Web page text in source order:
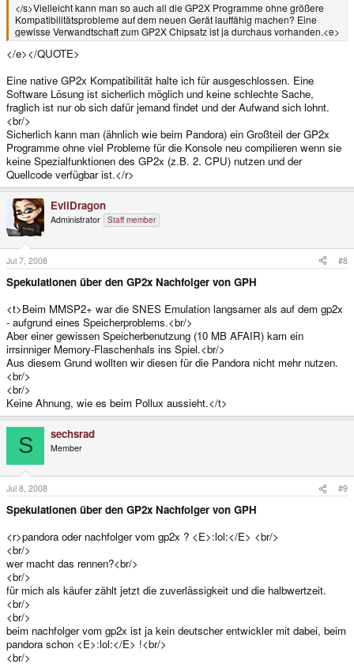
</s>Vielleicht kann man so auch all die GP2X Programme ohne größere
Kompatibilitätsprobleme auf dem neuen Gerät lauffähig machen? Eine
gewisse Verwandtschaft zum GP2X Chipsatz ist ja durchaus vorhanden.<e>
</e></QUOTE>
Eine native GP2x Kompatibilität halte ich für ausgeschlossen. Eine
Software Lösung ist sicherlich möglich und keine schlechte Sache,
fraglich ist nur ob sich dafür jemand findet und der Aufwand sich lohnt.
<br/>
Sicherlich kann man (ähnlich wie beim Pandora) ein Großteil der GP2x
Programme ohne viel Probleme für die Konsole neu compilieren wenn sie
keine Spezialfunktionen des GP2x (z.B. 2. CPU) nutzen und der
Quellcode verfügbar ist.</r>
EvilDragon
Administrator Staff member
Jul 7, 2008 #8
Spekulationen über den GP2x Nachfolger von GPH
<t>Beim MMSP2+ war die SNES Emulation langsamer als auf dem gp2x
- aufgrund eines Speicherproblems.<br/>
Aber einer gewissen Speicherbenutzung (10 MB AFAIR) kam ein
irrsinniger Memory-Flaschenhals ins Spiel.<br/>
Aus diesem Grund wollten wir diesen für die Pandora nicht mehr nutzen.
<br/>
<br/>
Keine Ahnung, wie es beim Pollux aussieht.</t>
S sechsrad
Member
Jul 8, 2008 #9
Spekulationen über den GP2x Nachfolger von GPH
<r>pandora oder nachfolger vom gp2x ? <E>:lol:</E> <br/>
<br/>
wer macht das rennen?<br/>
<br/>
für mich als käufer zählt jetzt die zuverlässigkeit und die halbwertzeit.
<br/>
<br/>
beim nachfolger vom gp2x ist ja kein deutscher entwickler mit dabei, beim
pandora schon <E>:lol:</E> !<br/>
<br/>